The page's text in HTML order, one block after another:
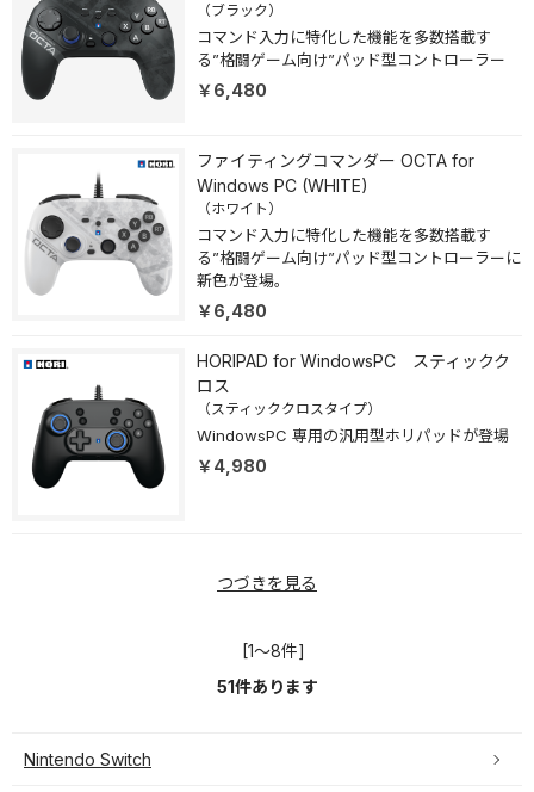
（ブラック）
コマンド入力に特化した機能を多数搭載す
る”格闘ゲーム向け”パッド型コントローラー
￥6,480
ファイティングコマンダー OCTA for
Windows PC (WHITE)
（ホワイト）
コマンド入力に特化した機能を多数搭載す
る”格闘ゲーム向け”パッド型コントローラーに
新色が登場。
￥6,480
HORIPAD for WindowsPC スティックク
ロス
（スティッククロスタイプ）
WindowsPC 専用の汎用型ホリパッドが登場
￥4,980
つづきを見る
[1～8件]
51件あります
Nintendo Switch